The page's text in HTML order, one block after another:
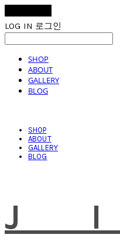
LOG IN 로그인
SHOP
ABOUT
GALLERY
BLOG
SHOP
ABOUT
GALLERY
BLOG